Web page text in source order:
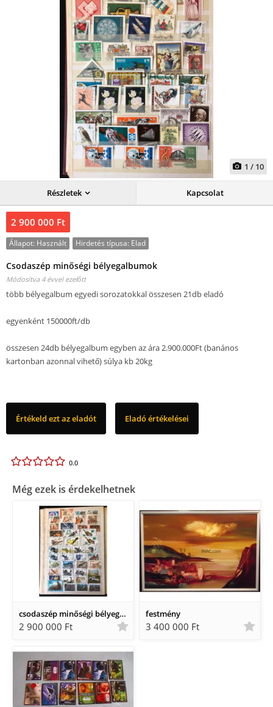
1 / 10
Részletek Kapcsolat
2 900 000 Ft
Állapot: Használt Hirdetés típusa: Elad
Csodaszép minőségi bélyegalbumok
Módosítva 4 évvel ezelőtt
több bélyegalbum egyedi sorozatokkal összesen 21db eladó
egyenként 150000ft/db
összesen 24db bélyegalbum egyben az ára 2.900.000Ft (banános
kartonban azonnal vihető) súlya kb 20kg
Értékeld ezt az eladót Eladó értékelései
0.0
Még ezek is érdekelhetnek
csodaszép minőségi bélyegalbumok
2 900 000 Ft
festmény
3 400 000 Ft